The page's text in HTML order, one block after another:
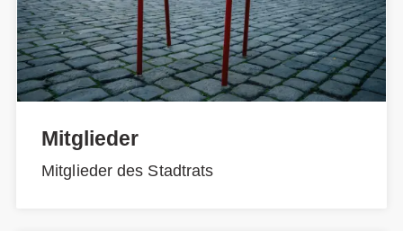
Mitglieder
Mitglieder des Stadtrats